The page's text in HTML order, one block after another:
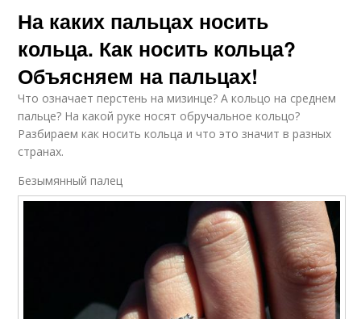
На каких пальцах носить
кольца. Как носить кольца?
Объясняем на пальцах!
Что означает перстень на мизинце? А кольцо на среднем
пальце? На какой руке носят обручальное кольцо?
Разбираем как носить кольца и что это значит в разных
странах.
Безымянный палец